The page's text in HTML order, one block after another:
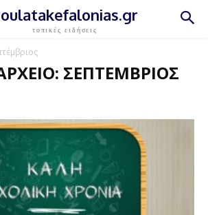
τοπικές ειδήσεις
ΣΕΠΤΈΜΒΡΙΟΣ